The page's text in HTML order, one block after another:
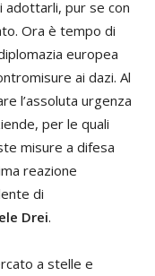
adottarli, pur se con
Ora è tempo di
europea
ai dazi. Al
l’assoluta urgenza
per le quali
misure a difesa
reazione
di
Drei.
a stelle e